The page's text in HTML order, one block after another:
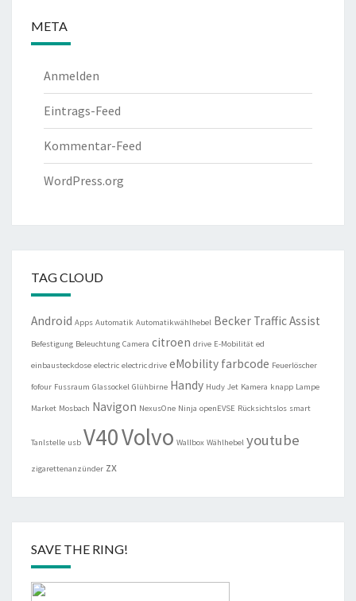
META
Anmelden
Eintrags-Feed
Kommentar-Feed
WordPress.org
TAG CLOUD
Android Apps Automatik Automatikwählhebel Becker Traffic Assist
Befestigung Beleuchtung Camera citroen drive E-Mobilität ed
einbausteckdose electric electric drive eMobility farbcode Feuerlöscher
fofour Fussraum Glassockel Glühbirne Handy Hudy Jet Kamera knapp Lampe
Market Mosbach Navigon NexusOne Ninja openEVSE Rücksichtslos smart
Tanlstelle usb V40Volvo Wallbox Wählhebel youtube
zigarettenanzünder zx
SAVE THE RING!